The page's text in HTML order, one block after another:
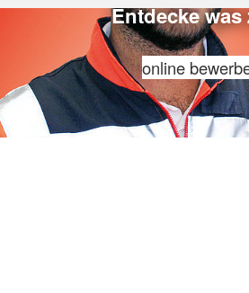
Entdecke was
online